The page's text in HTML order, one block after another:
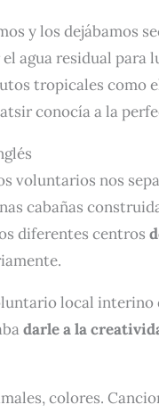
y los dejábamos
agua residual para
tropicales como
conocía a la
voluntarios nos
cabañas
diferentes centros
local interino
darle a la
colores.